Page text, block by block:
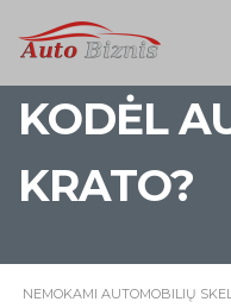
KODĖL
KRATO?
NEMOKAMI AUTOMOBILIŲ